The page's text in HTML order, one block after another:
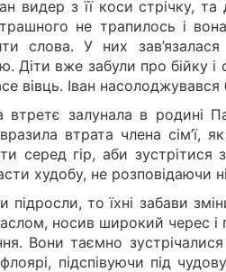
видер з її коси стрічку,
не трапилось і
слова. У них
Діти вже забули про бійку і
вівць. Іван
втретє залунала в родині
втрата члена
серед гір, аби
худобу, не розповідаючи
підросли, то їхні забави
носив широкий черес
Вони таємно
підспівуючи під